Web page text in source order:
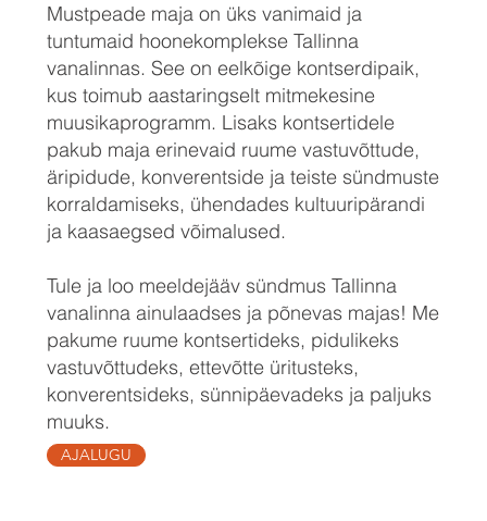
Mustpeade maja on üks vanimaid ja
tuntumaid hoonekomplekse Tallinna
vanalinnas. See on eelkõige kontserdipaik,
kus toimub aastaringselt mitmekesine
muusikaprogramm. Lisaks kontsertidele
pakub maja erinevaid ruume vastuvõttude,
äripidude, konverentside ja teiste sündmuste
korraldamiseks, ühendades kultuuripärandi
ja kaasaegsed võimalused.
Tule ja loo meeldejääv sündmus Tallinna
vanalinna ainulaadses ja põnevas majas! Me
pakume ruume kontsertideks, pidulikeks
vastuvõttudeks, ettevõtte üritusteks,
konverentsideks, sünnipäevadeks ja paljuks
muuks.
AJALUGU